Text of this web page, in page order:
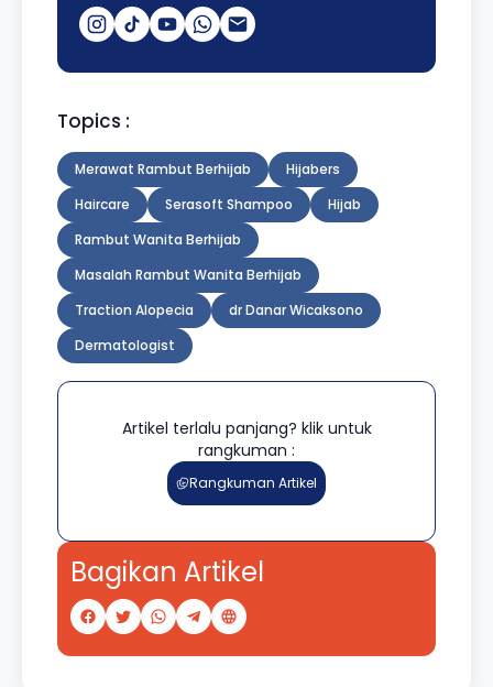
Topics :
Merawat Rambut Berhijab
Hijabers
Haircare
Serasoft Shampoo
Hijab
Rambut Wanita Berhijab
Masalah Rambut Wanita Berhijab
Traction Alopecia
dr Danar Wicaksono
Dermatologist
Artikel terlalu panjang? klik untuk
rangkuman :
Rangkuman Artikel
Bagikan Artikel